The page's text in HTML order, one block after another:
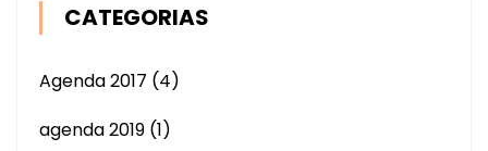
CATEGORIAS
Agenda 2017 (4)
agenda 2019 (1)